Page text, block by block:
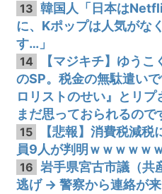
13 韓国人「日本は
に、Kポップは人気がな
す…」
14
【マジキチ】ゆう
のSP。税金の無駄遣い
ロリストのせい』とリ
まだ思っておられるので
15
【悲報】消費税減
員9人が判明ｗｗｗｗｗ
16 岩手県宮古市議（共
逃げ → 警察から連絡が